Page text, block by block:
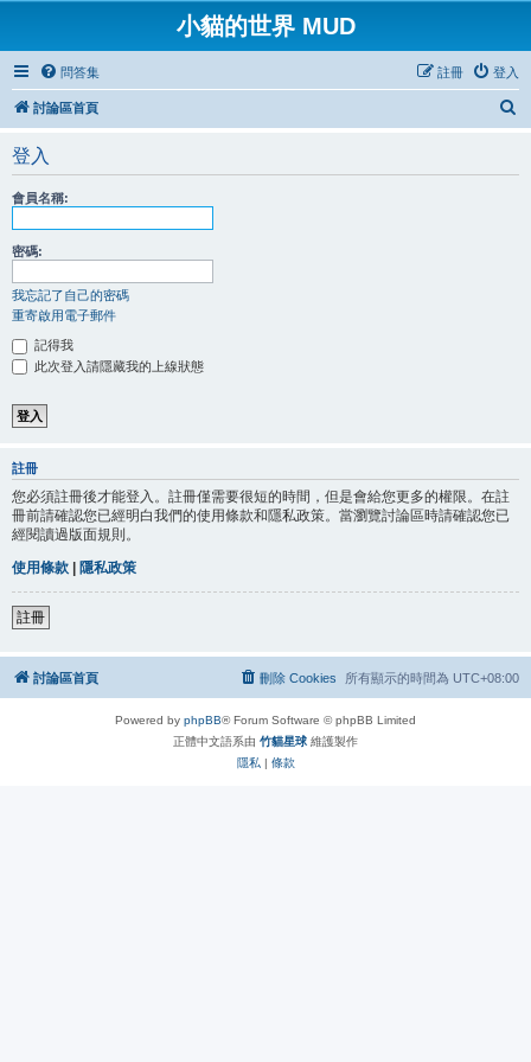
小貓的世界 MUD
問答集 登入
註冊
討論區首頁
登入
會員名稱:
密碼:
我忘記了自己的密碼
重寄啟用電子郵件
記得我
此次登入請隱藏我的上線狀態
註冊
您必須註冊後才能登入。註冊僅需要很短的時間，但是會給您更多的權限。在註
冊前請確認您已經明白我們的使用條款和隱私政策。當瀏覽討論區時請確認您已
經閱讀過版面規則。
使用條款 | 隱私政策
註冊
討論區首頁 所有顯示的時間為 UTC+08:00
刪除 Cookies
Powered by phpBB® Forum Software © phpBB Limited
正體中文語系由 竹貓星球 維護製作
隱私 | 條款